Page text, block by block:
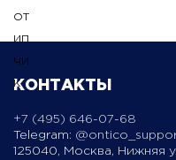
КОНТАКТЫ
+7 (495) 646-07-68
Telegram:
125040, Москва, Нижняя